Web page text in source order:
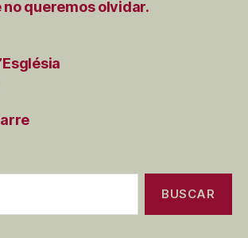
no queremos olvidar.